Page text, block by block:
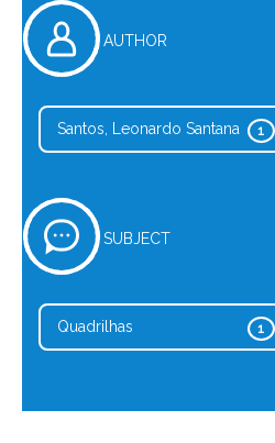
AUTHOR
1
Santos, Leonardo Santana
SUBJECT
1
Quadrilhas